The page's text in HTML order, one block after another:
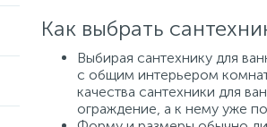
Как выбрать
Выбирая сантехнику для
с общим интерьером
качества сантехники для
ограждение, а к нему уже